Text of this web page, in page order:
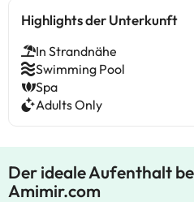
Highlights der Unterkunft
In Strandnähe
Swimming Pool
Spa
Adults Only
Der ideale Aufenthalt
Amimir.com